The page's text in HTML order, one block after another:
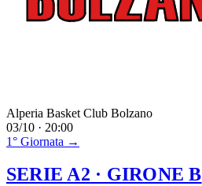
Alperia Basket Club Bolzano
03/10 · 20:00
1° Giornata →
SERIE A2 · GIRONE B